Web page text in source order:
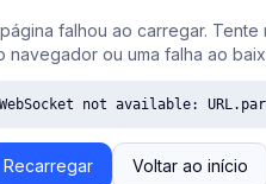
falhou ao carregar.
navegador ou uma falha ao
WebSocket not available:
Recarregar Voltar ao início